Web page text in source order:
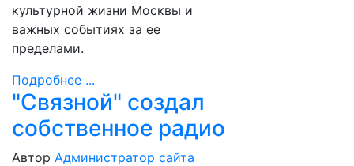
культурной жизни Москвы и
важных событиях за ее
пределами.
Подробнее ...
"Связной" создал
собственное радио
Автор Администратор сайта